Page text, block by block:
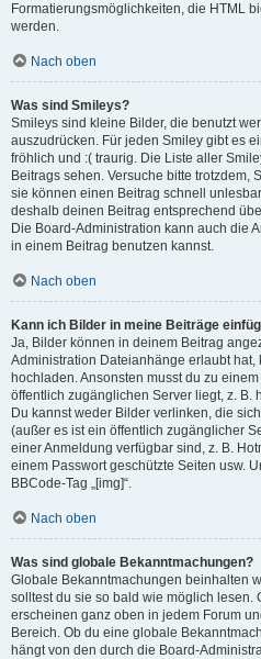
Formatierungsmöglichkeiten, die HTML
werden.
Nach oben
Was sind Smileys?
Smileys sind kleine Bilder, die benutzt
auszudrücken. Für jeden Smiley gibt es
fröhlich und :( traurig. Die Liste aller
Beitrags sehen. Versuche bitte trotzdem,
sie können einen Beitrag schnell
deshalb deinen Beitrag entsprechend
Die Board-Administration kann auch die
in einem Beitrag benutzen kannst.
Nach oben
Kann ich Bilder in meine Beiträge
Ja, Bilder können in deinem Beitrag
Administration Dateianhänge erlaubt
hochladen. Ansonsten musst du zu
öffentlich zugänglichen Server liegt, z. B.
Du kannst weder Bilder verlinken, die
(außer es ist ein öffentlich zugänglicher
einer Anmeldung verfügbar sind, z. B.
einem Passwort geschützte Seiten usw.
BBCode-Tag „[img]“.
Nach oben
Was sind globale Bekanntmachungen?
Globale Bekanntmachungen beinhalten
solltest du sie so bald wie möglich lesen.
erscheinen ganz oben in jedem Forum
Bereich. Ob du eine globale
hängt von den durch die Board-